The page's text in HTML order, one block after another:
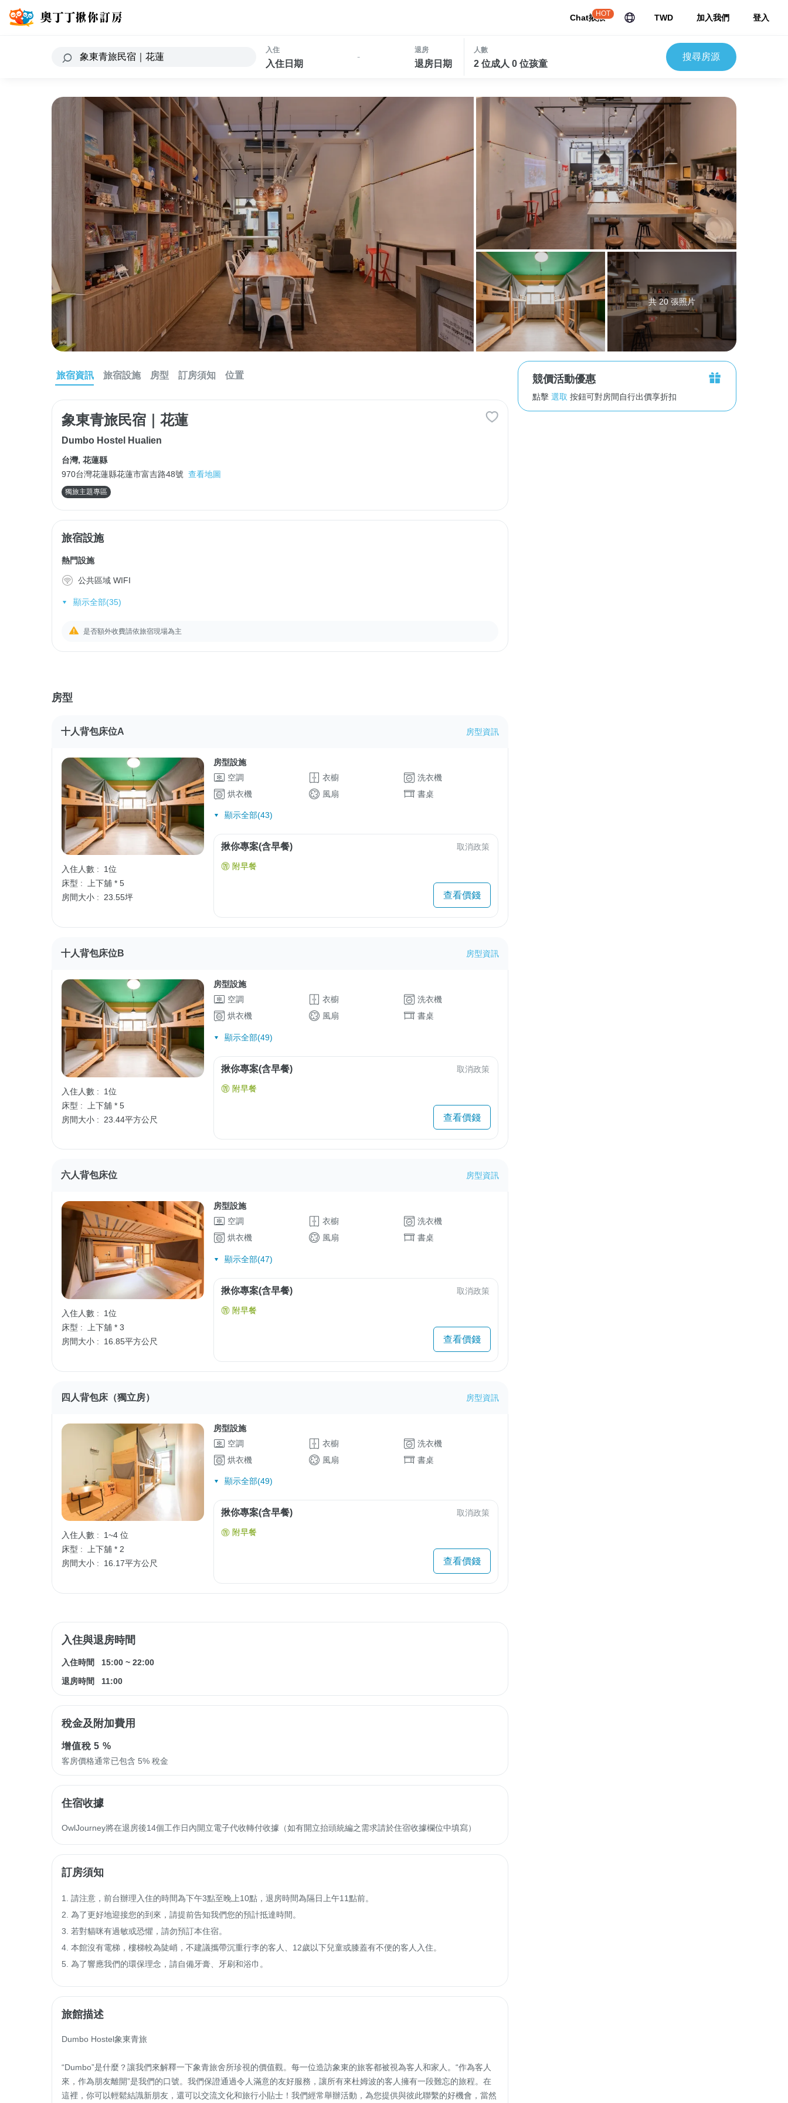
Chat揪揪
HOT TWD 加入我們 登入
入住
入住日期
-
退房
退房日期
人數
2 位成人 0 位孩童
搜尋房源
共 20 張照片
旅宿資訊 旅宿設施 房型 訂房須知 位置
象東青旅民宿｜花蓮
Dumbo Hostel Hualien
台灣, 花蓮縣
970台灣花蓮縣花蓮市富吉路48號 查看地圖
獨旅主題專區
旅宿設施
熱門設施
公共區域 WIFI
顯示全部(35)
是否額外收費請依旅宿現場為主
房型
十人背包床位A 房型資訊
入住人數 :
1位
床型 :
上下舖 * 5
房間大小 :
23.55坪
房型設施
空調
衣櫥
洗衣機
烘衣機
風扇 書桌
顯示全部(43)
揪你專案(含早餐) 取消政策
附早餐
查看價錢
十人背包床位B 房型資訊
入住人數 :
1位
床型 :
上下舖 * 5
房間大小 :
23.44平方公尺
房型設施
空調
衣櫥
洗衣機
烘衣機
風扇 書桌
顯示全部(49)
揪你專案(含早餐) 取消政策
附早餐
查看價錢
六人背包床位 房型資訊
入住人數 :
1位
床型 :
上下舖 * 3
房間大小 :
16.85平方公尺
房型設施
空調
衣櫥
洗衣機
烘衣機
風扇 書桌
顯示全部(47)
揪你專案(含早餐) 取消政策
附早餐
查看價錢
四人背包床（獨立房） 房型資訊
入住人數 :
1~4 位
床型 : 上下舖 * 2
房間大小 :
16.17平方公尺
房型設施
空調
衣櫥
洗衣機
烘衣機
風扇 書桌
顯示全部(49)
揪你專案(含早餐) 取消政策
附早餐
查看價錢
入住與退房時間
入住時間 15:00 ~ 22:00
退房時間
11:00
稅金及附加費用
增值稅5 %
客房價格通常已包含 5% 稅金
住宿收據
OwlJourney將在退房後14個工作日內開立電子代收轉付收據（如有開立抬頭統編之需求請於住宿收據欄位中填寫）
訂房須知
1. 請注意，前台辦理入住的時間為下午3點至晚上10點，退房時間為隔日上午11點前。
2. 為了更好地迎接您的到來，請提前告知我們您的預計抵達時間。
3. 若對貓咪有過敏或恐懼，請勿預訂本住宿。
4. 本館沒有電梯，樓梯較為陡峭，不建議攜帶沉重行李的客人、12歲以下兒童或膝蓋有不便的客人入住。
5. 為了響應我們的環保理念，請自備牙膏、牙刷和浴巾。
旅館描述
Dumbo Hostel象東青旅
“Dumbo”是什麼？讓我們來解釋一下象青旅舍所珍視的價值觀。每一位造訪象東的旅客都被視為客人和家人。“作為客人
來，作為朋友離開”是我們的口號。我們保證通過令人滿意的友好服務，讓所有來杜姆波的客人擁有一段難忘的旅程。在
這裡，你可以輕鬆結識新朋友，還可以交流文化和旅行小貼士！我們經常舉辦活動，為您提供與彼此聯繫的好機會，當然
競價活動優惠
點擊 選取 按鈕可對房間自行出價享折扣